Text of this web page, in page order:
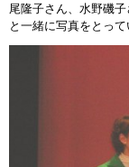
尾隆子さん、水野磯
と一緒に写真をとって